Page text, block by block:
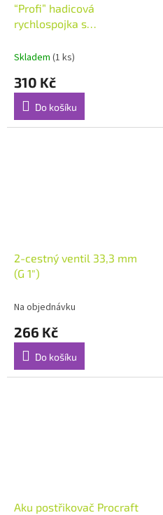
“Profi” hadicová
rychlospojka s
19 mm (3/4") 2819-20
Skladem (1 ks)
310 Kč
Do košíku
2-cestný ventil 33,3 mm
(G 1")
Na objednávku
266 Kč
Do košíku
Aku postřikovač Procraft